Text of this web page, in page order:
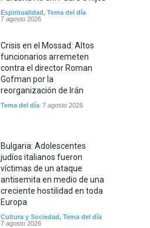
Espiritualidad, Tema del día
7 agosto 2026
Crisis en el Mossad: Altos
funcionarios arremeten
contra el director Roman
Gofman por la
reorganización de Irán
Tema del día 7 agosto 2026
Bulgaria: Adolescentes
judíos italianos fueron
víctimas de un ataque
antisemita en medio de una
creciente hostilidad en toda
Europa
Cultura y Sociedad, Tema del día
7 agosto 2026